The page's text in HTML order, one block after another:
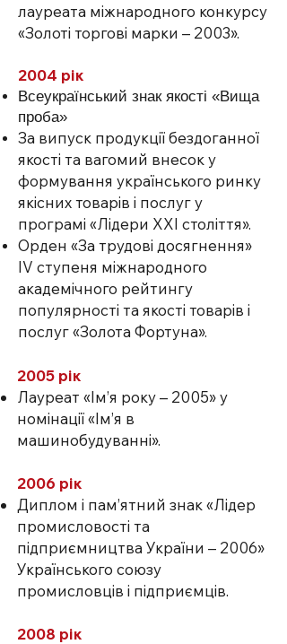
лауреата міжнародного конкурсу
«Золоті торгові марки – 2003».
2004 рік
Всеукраїнський знак якості «Вища
проба»
За випуск продукції бездоганної
якості та вагомий внесок у
формування українського ринку
якісних товарів і послуг у
програмі «Лідери XXI століття».
Орден «За трудові досягнення»
IV ступеня міжнародного
академічного рейтингу
популярності та якості товарів і
послуг «Золота Фортуна».
2005 рік
Лауреат «Ім’я року – 2005» у
номінації «Ім’я в
машинобудуванні».
2006 рік
Диплом і пам’ятний знак «Лідер
промисловості та
підприємництва України – 2006»
Українського союзу
промисловців і підприємців.
2008 рік